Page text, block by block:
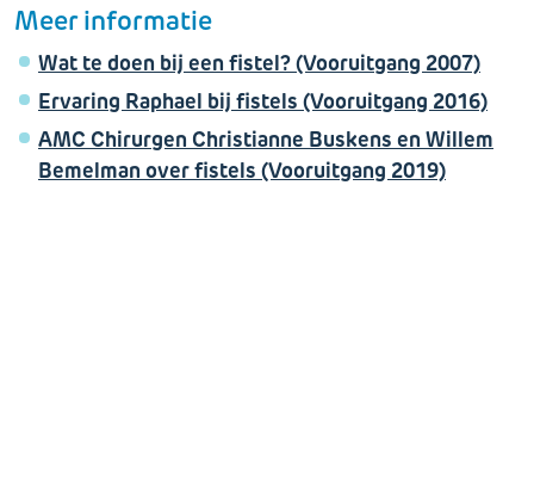
Meer informatie
Wat te doen bij een fistel? (Vooruitgang 2007)
Ervaring Raphael bij fistels (Vooruitgang 2016)
AMC Chirurgen Christianne Buskens en Willem
Bemelman over fistels (Vooruitgang 2019)